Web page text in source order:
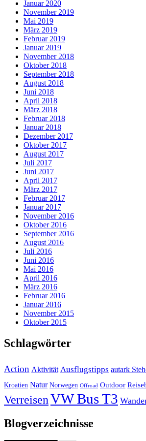
Januar 2020
November 2019
Mai 2019
März 2019
Februar 2019
Januar 2019
November 2018
Oktober 2018
September 2018
August 2018
Juni 2018
April 2018
März 2018
Februar 2018
Januar 2018
Dezember 2017
Oktober 2017
August 2017
Juli 2017
Juni 2017
April 2017
März 2017
Februar 2017
Januar 2017
November 2016
Oktober 2016
September 2016
August 2016
Juli 2016
Juni 2016
Mai 2016
April 2016
März 2016
Februar 2016
Januar 2016
November 2015
Oktober 2015
Schlagwörter
Action Aktivität Ausflugstipps autark
Kroatien Natur Norwegen Offroad Outdoor
VerreisenVW Bus T3
Blogverzeichnisse